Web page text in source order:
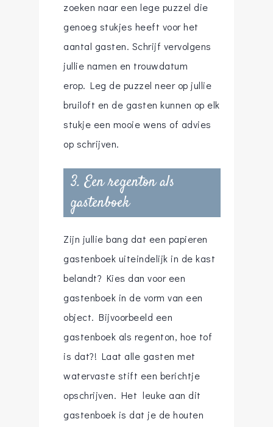
zoeken naar een lege puzzel die
genoeg stukjes heeft voor het
aantal gasten. Schrijf vervolgens
jullie namen en trouwdatum
erop. Leg de puzzel neer op jullie
bruiloft en de gasten kunnen op elk
stukje een mooie wens of advies
op schrijven.
3. Een regenton als
gastenboek
Zijn jullie bang dat een papieren
gastenboek uiteindelijk in de kast
belandt? Kies dan voor een
gastenboek in de vorm van een
object. Bijvoorbeeld een
gastenboek als regenton, hoe tof
is dat?! Laat alle gasten met
watervaste stift een berichtje
opschrijven. Het leuke aan dit
gastenboek is dat je de houten